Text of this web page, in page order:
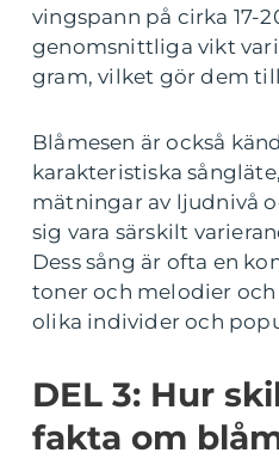
vingspann på cirka 17-
genomsnittliga vikt
gram, vilket gör dem
Blåmesen är också
karakteristiska
mätningar av ljudnivå
sig vara särskilt
Dess sång är ofta en
toner och melodier
olika individer och
DEL 3: Hur
fakta om